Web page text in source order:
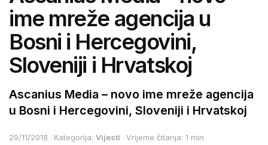
ime mreže agencija u
Bosni i Hercegovini,
Sloveniji i Hrvatskoj
Ascanius Media – novo ime mreže agencija
u Bosni i Hercegovini, Sloveniji i Hrvatskoj
29/11/2018 Kategorija: Vijesti Vrijeme čitanja: 1 min